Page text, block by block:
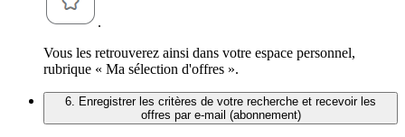
.
Vous les retrouverez ainsi dans votre espace personnel,
rubrique « Ma sélection d'offres ».
6. Enregistrer les critères de votre recherche et recevoir les
offres par e-mail (abonnement)